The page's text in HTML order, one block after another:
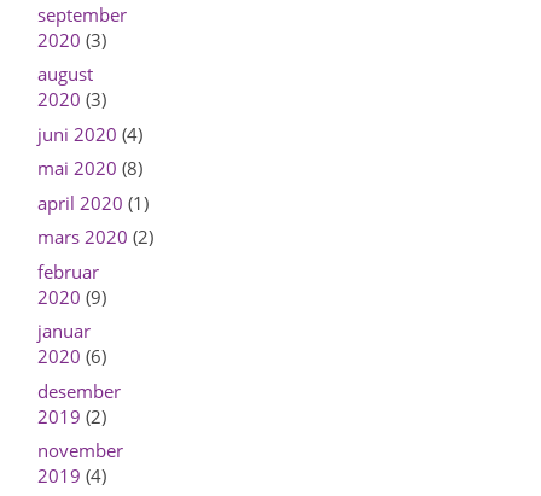
september
2020 (3)
august
2020 (3)
juni 2020 (4)
mai 2020 (8)
april 2020 (1)
mars 2020 (2)
februar
2020 (9)
januar
2020 (6)
desember
2019 (2)
november
2019 (4)